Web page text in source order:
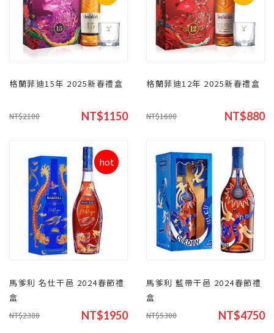
格蘭菲迪15年 2025新春禮盒
NT$2100 NT$1150
格蘭菲迪12年 2025新春禮盒
NT$1600 NT$880
hot
馬爹利 名仕干邑 2024春節禮
盒
NT$2380 NT$1950
馬爹利 藍帶干邑 2024春節禮
盒
NT$5300 NT$4750